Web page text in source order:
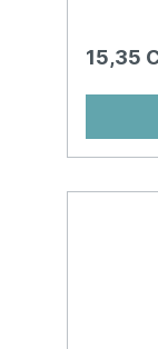
15,35